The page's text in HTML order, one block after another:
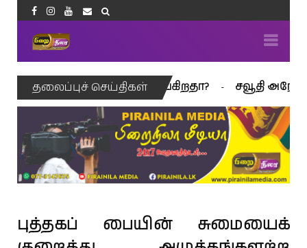
தலைப்புச் செய்திகள்
நிறைவு செய்கிறதா? சவூதி
புத்தகப் பையின் சுமையைக்